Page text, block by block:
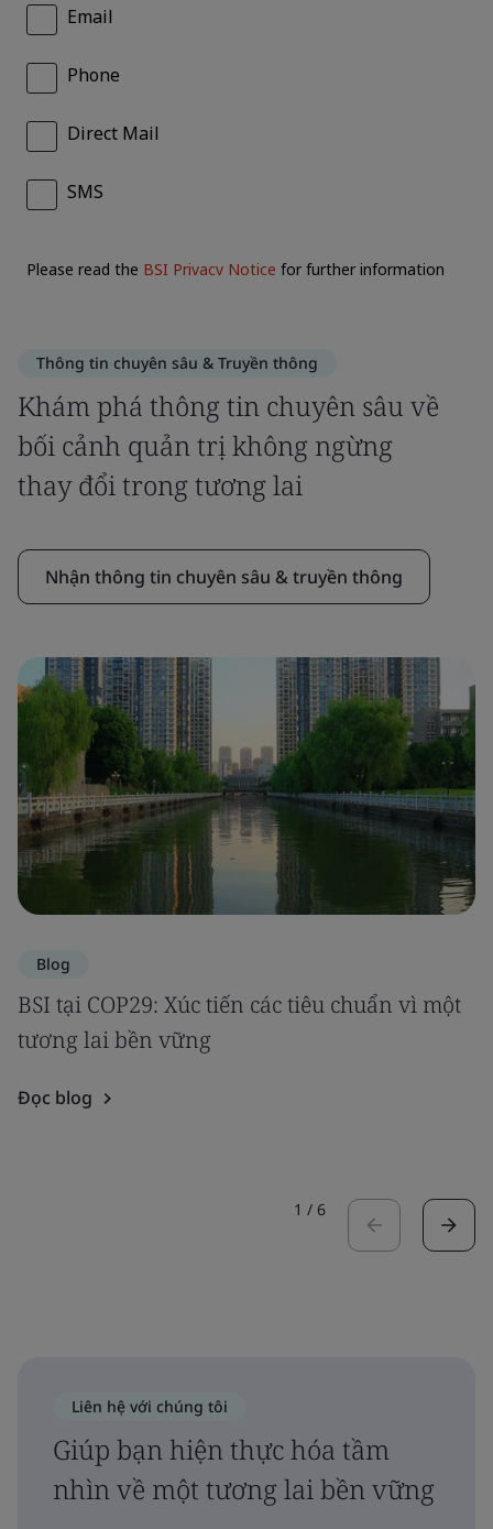
Thông tin chuyên sâu & Truyền thông
Khám phá thông tin chuyên sâu về
bối cảnh quản trị không ngừng
thay đổi trong tương lai
Nhận thông tin chuyên sâu & truyền thông
Blog
BSI tại COP29: Xúc tiến các tiêu chuẩn vì một
tương lai bền vững
Đọc blog
1 / 6
Liên hệ với chúng tôi
Giúp bạn hiện thực hóa tầm
nhìn về một tương lai bền vững